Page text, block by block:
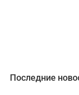
Последние